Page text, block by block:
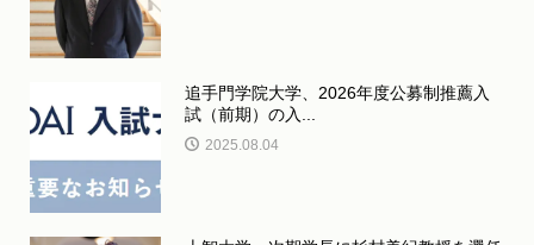
追手門学院大学、2026年度公募制推薦入
試（前期）の入...
2025.08.04